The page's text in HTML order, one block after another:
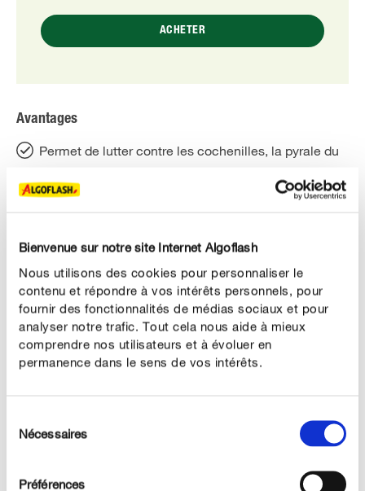
Bienvenue sur notre site Internet Algoflash
Nous utilisons des cookies pour personnaliser le
contenu et répondre à vos intérêts personnels, pour
fournir des fonctionnalités de médias sociaux et pour
analyser notre trafic. Tout cela nous aide à mieux
comprendre nos utilisateurs et à évoluer en
permanence dans le sens de vos intérêts.
duNécessaires
Préférences
ACHETER
Avantages
Permet de lutter contre les cochenilles, la pyrale du
Sur les rosiers, plantes ornementales et florales
blanches, thrips et acariens
Agit par oeufs, larves et adultes
Facile, aérosol : pas de dosage, ni de préparation